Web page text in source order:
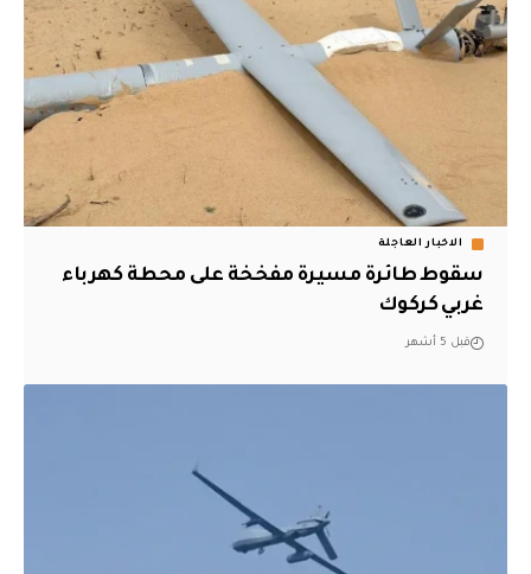
الاخبار العاجلة
سقوط طائرة مسيرة مفخخة على محطة كهرباء
غربي كركوك
قبل 5 أشهر